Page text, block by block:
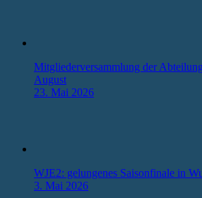
Mitgliederversammlung der
August
23. Mai 2026
WJE2: gelungenes Saisonfinale in
3. Mai 2026